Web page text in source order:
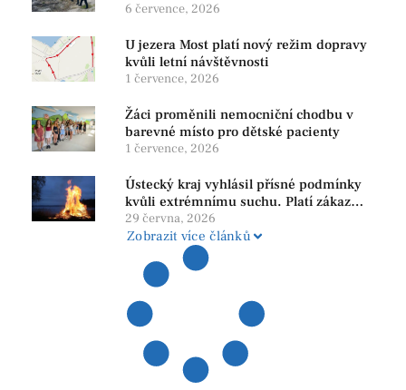
bezpečnost i ochranu přírody
6 července, 2026
U jezera Most platí nový režim dopravy
kvůli letní návštěvnosti
1 července, 2026
Žáci proměnili nemocniční chodbu v
barevné místo pro dětské pacienty
1 července, 2026
Ústecký kraj vyhlásil přísné podmínky
kvůli extrémnímu suchu. Platí zákaz
ohňů i pyrotechniky
29 června, 2026
Zobrazit více článků